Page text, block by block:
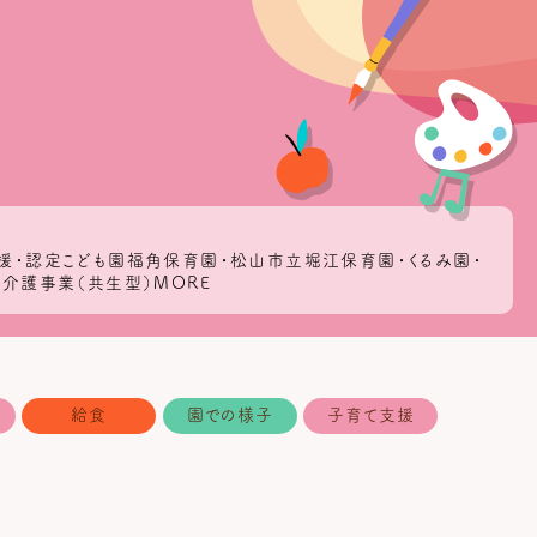
認定こども園福角保育園・松山市立堀江保育園・くるみ園・
介護事業（共生型）MORE
給食 園での様子 子育て支援